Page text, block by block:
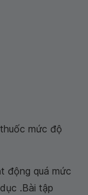
mức độ
động quá mức
.Bài tập